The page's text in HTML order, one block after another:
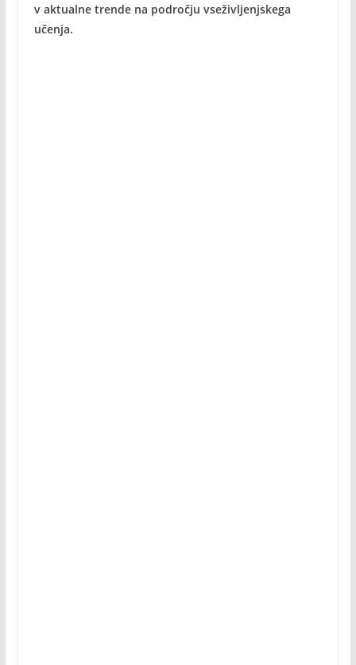
v aktualne trende na področju vseživljenjskega
učenja.